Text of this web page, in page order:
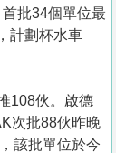
批34個單位最
計劃杯水車
108伙。啟德
次批88伙昨晚
該批單位於今